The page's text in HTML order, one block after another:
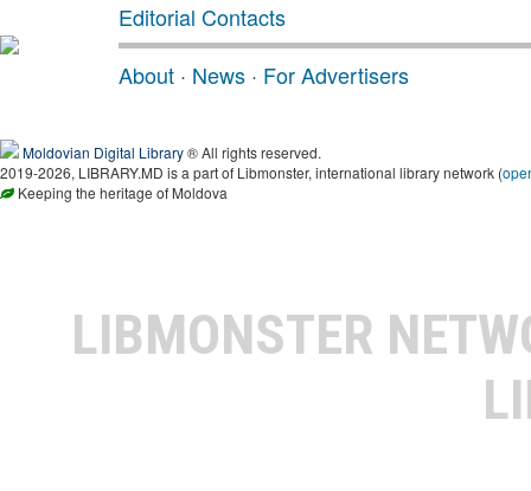
Editorial Contacts
About · News · For Advertisers
Moldovian Digital Library® All rights reserved.
2019-2026, LIBRARY.MD is a part of Libmonster, international library network (
Keeping the heritage of Moldova
LIBMONSTER